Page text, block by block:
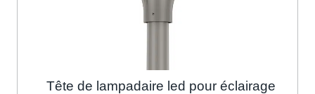
Tête de lampadaire led pour éclairage